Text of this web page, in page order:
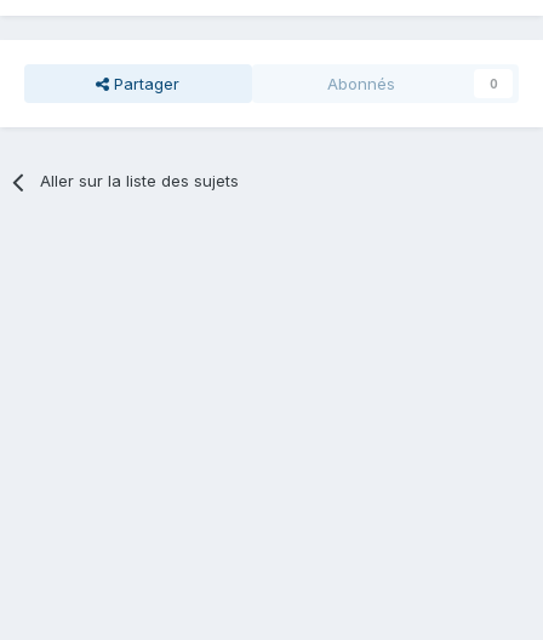
Partager Abonnés 0
Aller sur la liste des sujets